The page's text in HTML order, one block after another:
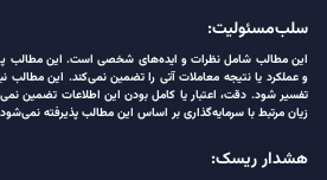
سلب‌مسئولیت:
این مطالب شامل نظرات و ایده‌های شخصی است. این مطالب
و عملکرد یا نتیجه معاملات آتی را تضمین نمی‌کند. این مطالب
تفسیر شود. دقت، اعتبار یا کامل بودن این اطلاعات تضمین
زیان مرتبط با سرمایه‌گذاری بر اساس این مطالب پذیرفته
هشدار ریسک: